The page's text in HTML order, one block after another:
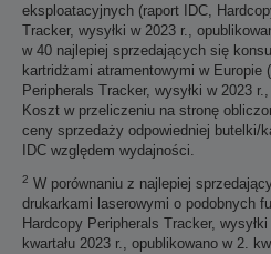
eksploatacyjnych (raport IDC,
Tracker, wysyłki w 2023 r.,
w 40 najlepiej sprzedających się
kartridżami atramentowymi w Europie
Peripherals Tracker, wysyłki w 2023
Koszt w przeliczeniu na stronę
ceny sprzedaży odpowiedniej butelki/
IDC względem wydajności.
2 W porównaniu z najlepiej
drukarkami laserowymi o podobnych
Hardcopy Peripherals Tracker,
kwartału 2023 r., opublikowano w 2.